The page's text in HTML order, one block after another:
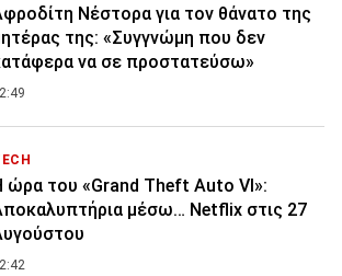
Νέστορα για τον θάνατο της
της: «Συγγνώμη που δεν
να σε προστατεύσω»
ώρα του «Grand Theft Auto VI»:
μέσω… Netflix στις 27